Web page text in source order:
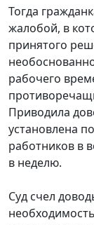
Тогда
жалобой, в
принятого
рабочего
Приводила
установлена
работников в
в неделю.
Суд счел